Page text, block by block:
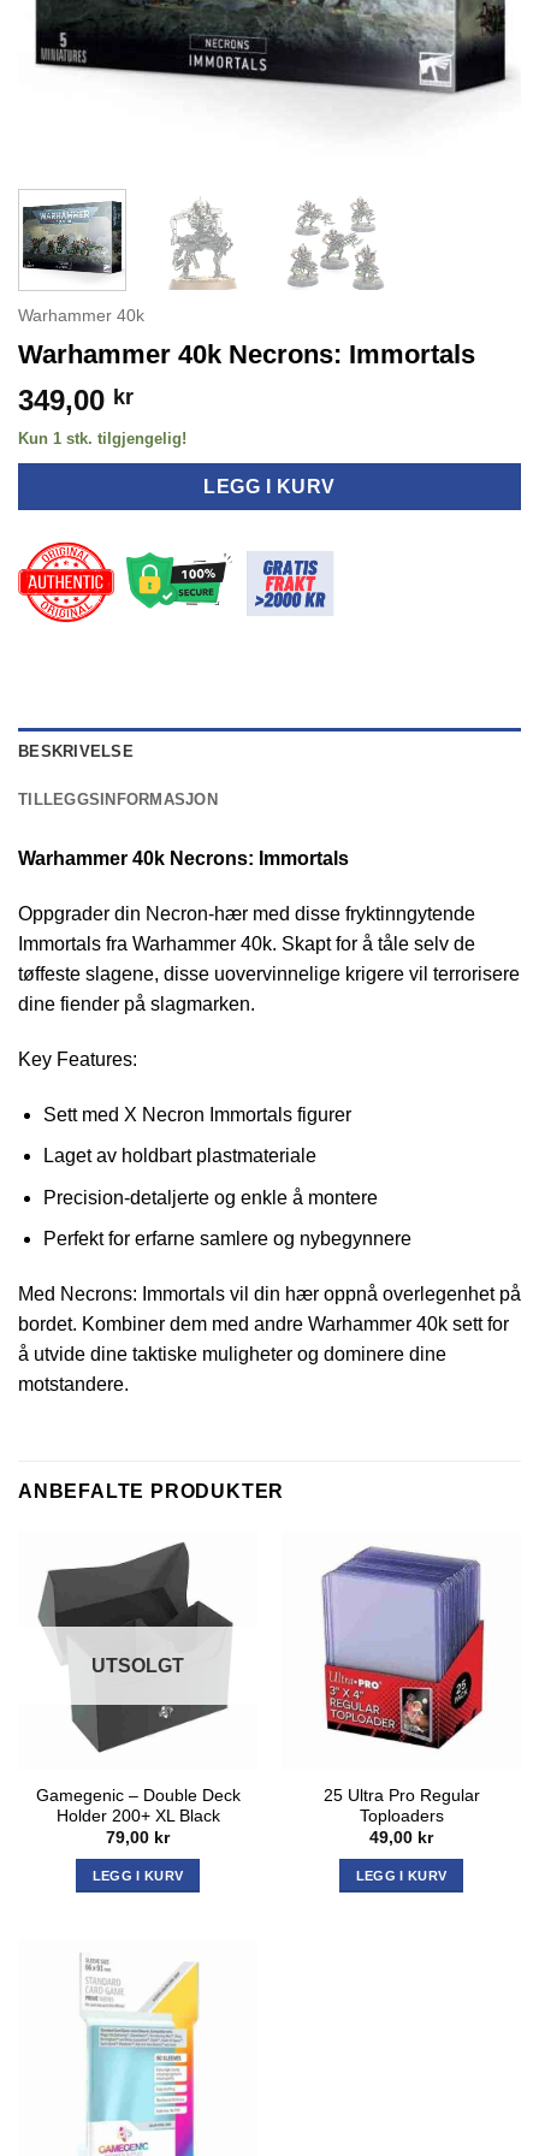
Warhammer 40k
Warhammer 40k Necrons: Immortals
349,00 kr
Kun 1 stk. tilgjengelig!
LEGG I KURV
BESKRIVELSE
TILLEGGSINFORMASJON
Warhammer 40k Necrons: Immortals
Oppgrader din Necron-hær med disse fryktinngytende
Immortals fra Warhammer 40k. Skapt for å tåle selv de
tøffeste slagene, disse uovervinnelige krigere vil terrorisere
dine fiender på slagmarken.
Key Features:
Sett med X Necron Immortals figurer
Laget av holdbart plastmateriale
Precision-detaljerte og enkle å montere
Perfekt for erfarne samlere og nybegynnere
Med Necrons: Immortals vil din hær oppnå overlegenhet på
bordet. Kombiner dem med andre Warhammer 40k sett for
å utvide dine taktiske muligheter og dominere dine
motstandere.
ANBEFALTE PRODUKTER
UTSOLGT
Gamegenic – Double Deck
Holder 200+ XL Black
79,00 kr
LEGG I KURV
25 Ultra Pro Regular
Toploaders
49,00 kr
LEGG I KURV